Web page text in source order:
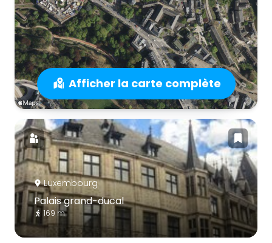
Afficher la carte complète
Luxembourg
Palais grand-ducal
169 m